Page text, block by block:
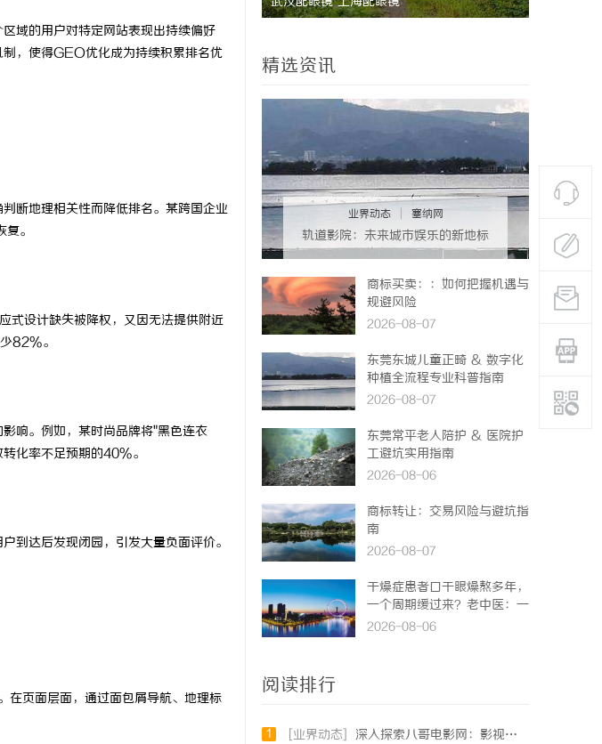
域的用户对特定网站表现出持续偏好
，使得GEO优化成为持续积累排名优
断地理相关性而降低排名。某跨国企业
。
式设计缺失被降权，又因无法提供附近
82%。
响。例如，某时尚品牌将"黑色连衣
化率不足预期的40%。
到达后发现闭园，引发大量负面评价。
在页面层面，通过面包屑导航、地理标
精选资讯
业界动态 塞纳网
轨道影院：未来城市娱乐的新地标
与文化体验空间
商标买卖：：如何把握机遇与
规避风险
2026-08-07
东莞东城儿童正畸 & 数字化
种植全流程专业科普指南
2026-08-07
东莞常平老人陪护 & 医院护
工避坑实用指南
2026-08-06
商标转让：交易风险与避坑指
南
2026-08-07
干燥症患者口干眼燥熬多年，
一个周期缓过来？老中医：一
张辨证方对症，身体找回津液
2026-08-06
阅读排行
1 [业界动态] 深入探索八哥电影网：影视资源的宝库与用户体验的革新